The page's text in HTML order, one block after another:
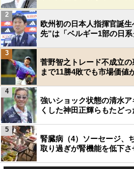
欧州初の日本人指揮官誕
先”は「ベルギー1部の日
2
菅野智之トレード不成立
まで11勝4敗でも市場価値
3
強いショック状態の清水
くした神田正輝らもたど
4
腎臓病（4）ソーセージ、
取り過ぎが腎機能を低下さ
5